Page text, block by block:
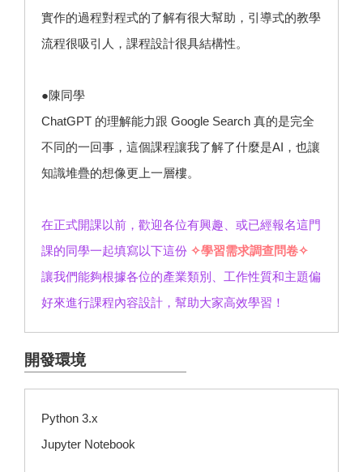
實作的過程對程式的了解有很大幫助，引導式的教學
流程很吸引人，課程設計很具結構性。
●陳同學
ChatGPT 的理解能力跟 Google Search 真的是完全
不同的一回事，這個課程讓我了解了什麼是AI，也讓
知識堆疊的想像更上一層樓。
在正式開課以前，歡迎各位有興趣、或已經報名這門
課的同學一起填寫以下這份 ✧學習需求調查問卷✧
讓我們能夠根據各位的產業類別、工作性質和主題偏
好來進行課程內容設計，幫助大家高效學習！
開發環境
Python 3.x
Jupyter Notebook